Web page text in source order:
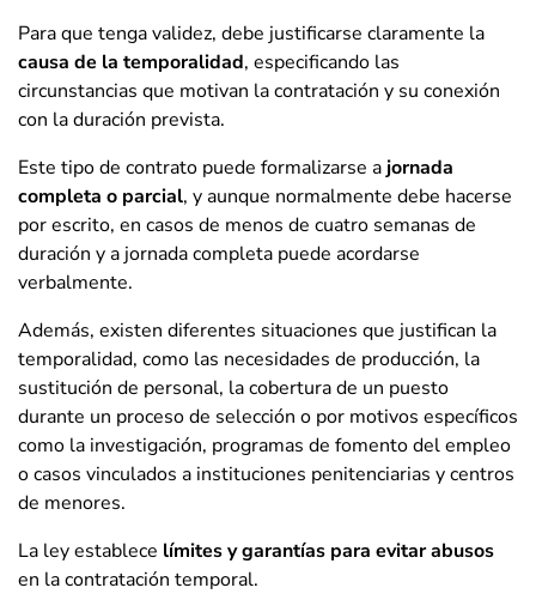
Para que tenga validez, debe justificarse claramente la
causa de la temporalidad, especificando las
circunstancias que motivan la contratación y su conexión
con la duración prevista.
Este tipo de contrato puede formalizarse a jornada
completa o parcial, y aunque normalmente debe hacerse
por escrito, en casos de menos de cuatro semanas de
duración y a jornada completa puede acordarse
verbalmente.
Además, existen diferentes situaciones que justifican la
temporalidad, como las necesidades de producción, la
sustitución de personal, la cobertura de un puesto
durante un proceso de selección o por motivos específicos
como la investigación, programas de fomento del empleo
o casos vinculados a instituciones penitenciarias y centros
de menores.
La ley establece límites y garantías para evitar abusos
en la contratación temporal.